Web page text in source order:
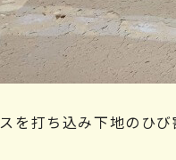
打ち込み下地のひび